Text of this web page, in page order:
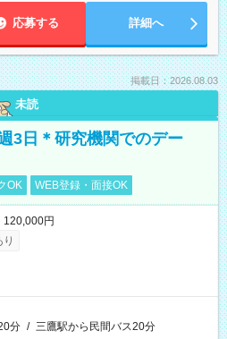
応募する 詳細へ
掲載日：2026.08.03
未読
3日＊研究機関でのデー
OK WEB登録・面接OK
円
分 / 三鷹駅から民間バス20分